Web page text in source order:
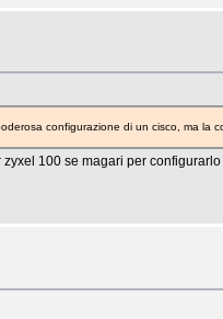
configurazione di un cisco, ma la
100 se magari per